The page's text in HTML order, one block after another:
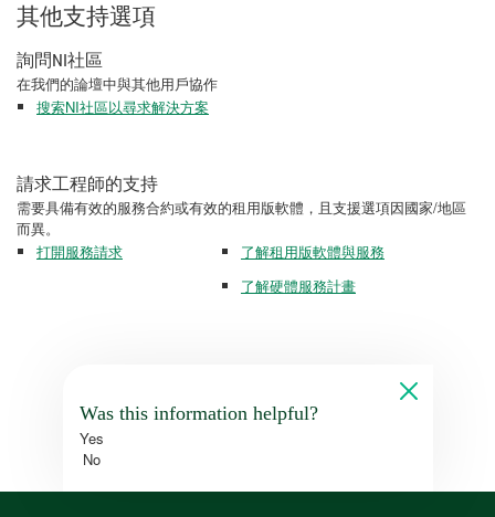
其他支持選項
詢問NI社區
在我們的論壇中與其他用戶協作
搜索NI社區以尋求解決方案
請求工程師的支持
需要具備有效的服務合約或有效的租用版軟體，且支援選項因國家/地區
而異。
打開服務請求
了解租用版軟體與服務
了解硬體服務計畫
Was this information helpful?
Yes
No